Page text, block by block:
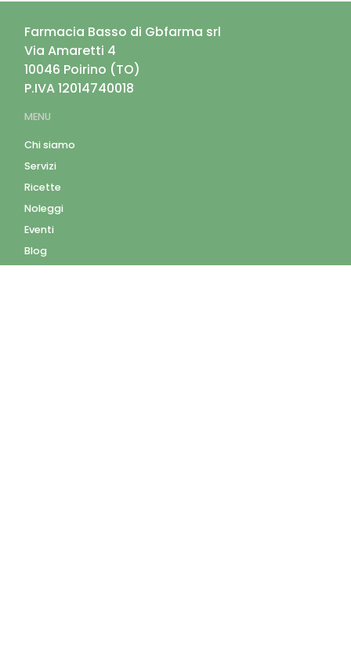
Farmacia Basso di Gbfarma srl
Via Amaretti 4
10046 Poirino (TO)
P.IVA12014740018
MENU
Chi siamo
Servizi
Ricette
Noleggi
Eventi
Blog